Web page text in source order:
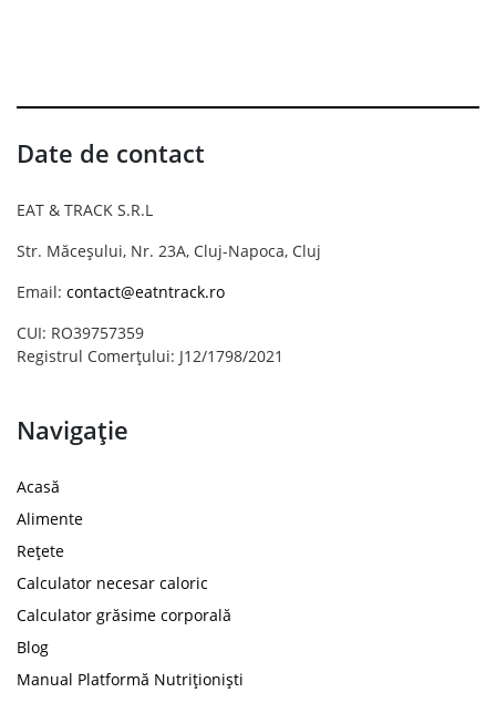
Date de contact
EAT & TRACK S.R.L
Str. Măceșului, Nr. 23A, Cluj-Napoca, Cluj
Email: contact@eatntrack.ro
CUI: RO39757359
Registrul Comerțului: J12/1798/2021
Navigație
Acasă
Alimente
Rețete
Calculator necesar caloric
Calculator grăsime corporală
Blog
Manual Platformă Nutriționiști